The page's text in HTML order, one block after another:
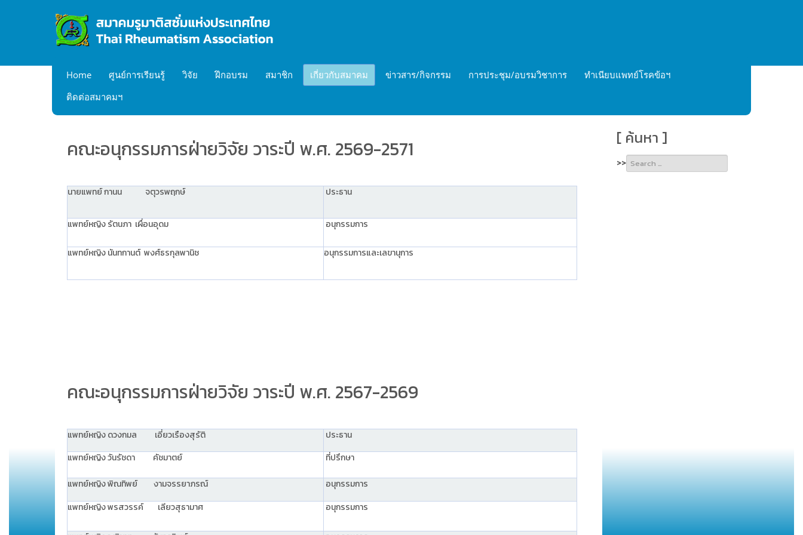
Home ศูนย์การเรียนรู้ วิจัย ฝึกอบรม สมาชิก เกี่ยวกับสมาคม ข่าวสาร/กิจกรรม การประชุม/อบรมวิชาการ
ทำเนียบแพทย์โรคข้อฯ
ติดต่อสมาคมฯ
คณะอนุกรรมการฝ่ายวิจัย วาระปี พ.ศ. 2569-2571
นายแพทย์ กานน จตุวรพฤกษ์ ประธาน
แพทย์หญิง รัตนภา เผื่อนอุดม อนุกรรมการ
แพทย์หญิง นันทกานต์ พงศ์ธรกุลพานิช อนุกรรมการและเลขานุการ
คณะอนุกรรมการฝ่ายวิจัย วาระปี พ.ศ. 2567-2569
แพทย์หญิง ดวงกมล เอี่ยวเรืองสุรัติ
ประธาน
แพทย์หญิง วันรัชดา คัชมาตย์
ที่ปรึกษา
แพทย์หญิง พิณทิพย์ งามจรรยาภรณ์
อนุกรรมการ
แพทย์หญิง พรสวรรค์ เลียวสุธามาศ
อนุกรรมการ
[ ค้นหา ]
>>
more